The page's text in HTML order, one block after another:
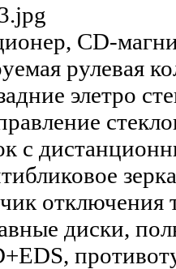
CD-
рулевая
элетро
с
отключения
диски,